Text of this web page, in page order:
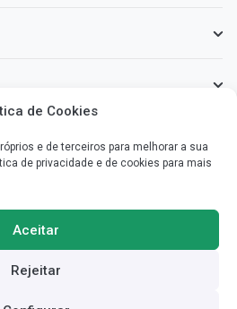
de Cookies
e de terceiros para melhorar a sua
de privacidade e de cookies para mais
Aceitar
Rejeitar
necessita para poder escolher o